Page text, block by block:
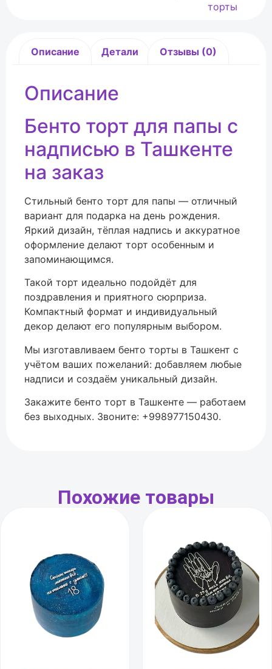
торты
Описание Детали Отзывы (0)
Описание
Бенто торт для папы с
надписью в Ташкенте
на заказ
Стильный бенто торт для папы — отличный
вариант для подарка на день рождения.
Яркий дизайн, тёплая надпись и аккуратное
оформление делают торт особенным и
запоминающимся.
Такой торт идеально подойдёт для
поздравления и приятного сюрприза.
Компактный формат и индивидуальный
декор делают его популярным выбором.
Мы изготавливаем бенто торты в Ташкент с
учётом ваших пожеланий: добавляем любые
надписи и создаём уникальный дизайн.
Закажите бенто торт в Ташкенте — работаем
без выходных. Звоните: +998977150430.
Похожие товары